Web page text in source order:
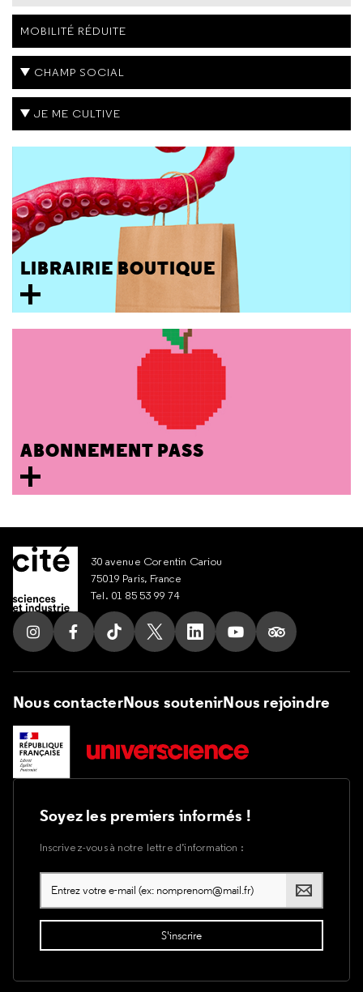
MOBILITÉ RÉDUITE
CHAMP SOCIAL
JE ME CULTIVE
LIBRAIRIE BOUTIQUE
ABONNEMENT PASS
30 avenue Corentin Cariou
75019 Paris, France
Tel. 01 85 53 99 74
Suivez nous sur Instagram
Suivez nous sur Facebook
Suivez nous sur Tik Tok
Suivez nous sur X
Suivez nous sur LinkedIn
Suivez nous sur
Suivez nous
Nous contacterNous soutenirNous rejoindre
Soyez les premiers informés !
Inscrivez-vous à notre lettre d’information :